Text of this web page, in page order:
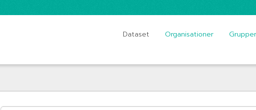
Dataset Organisationer Grupper